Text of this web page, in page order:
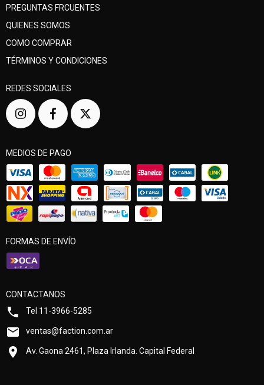
PREGUNTAS FRCUENTES
QUIENES SOMOS
COMO COMPRAR
TÉRMINOS Y CONDICIONES
REDES SOCIALES
MEDIOS DE PAGO
FORMAS DE ENVÍO
CONTACTANOS
Tel 11-3966-5285
ventas@faction.com.ar
Av. Gaona 2461, Plaza Irlanda. Capital Federal